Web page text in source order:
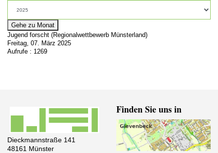
Gehe zu Monat
Jugend forscht (Regionalwettbewerb Münsterland)
Freitag, 07. März 2025
Aufrufe : 1269
Dieckmannstraße 141
48161 Münster
Finden Sie uns in